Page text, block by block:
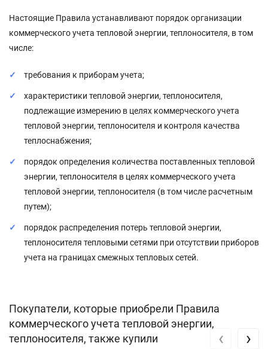
Настоящие Правила устанавливают порядок организации
коммерческого учета тепловой энергии, теплоносителя, в том
числе:
требования к приборам учета;
характеристики тепловой энергии, теплоносителя,
подлежащие измерению в целях коммерческого учета
тепловой энергии, теплоносителя и контроля качества
теплоснабжения;
порядок определения количества поставленных тепловой
энергии, теплоносителя в целях коммерческого учета
тепловой энергии, теплоносителя (в том числе расчетным
путем);
порядок распределения потерь тепловой энергии,
теплоносителя тепловыми сетями при отсутствии приборов
учета на границах смежных тепловых сетей.
Покупатели, которые приобрели Правила
коммерческого учета тепловой энергии,
теплоносителя, также купили
‹ ›